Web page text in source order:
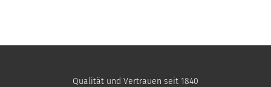
Qualität und Vertrauen seit 1840